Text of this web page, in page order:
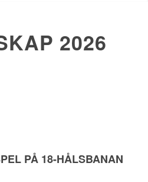
2026
PÅ 18-HÅLSBANAN